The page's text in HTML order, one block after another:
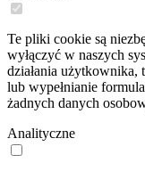
Te pliki cookie są
wyłączyć w naszych
działania użytkownika,
lub wypełnianie
żadnych danych
Analityczne